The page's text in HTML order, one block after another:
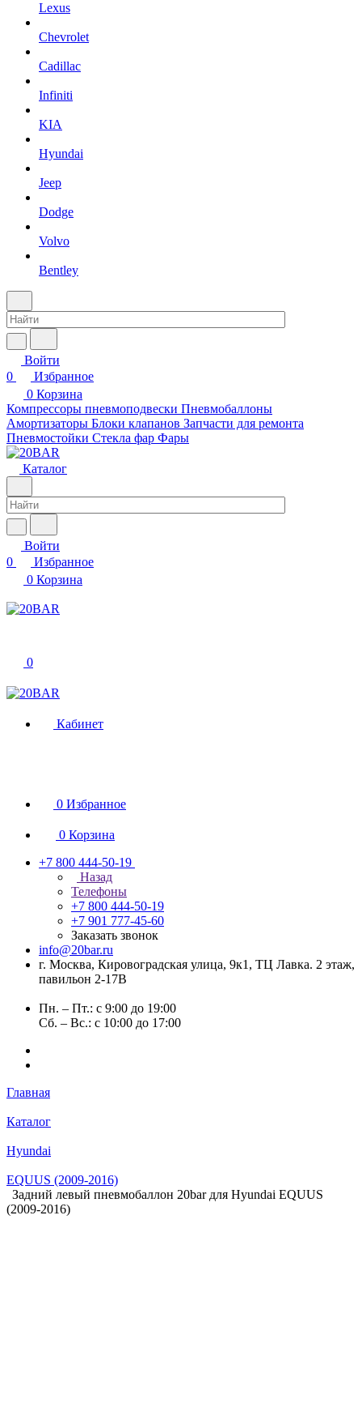
Lexus
Chevrolet
Cadillac
Infiniti
KIA
Hyundai
Jeep
Dodge
Volvo
Bentley
Войти
0
Избранное
0 Корзина
Компрессоры пневмоподвески Пневмобаллоны
Амортизаторы Блоки клапанов Запчасти для ремонта
Пневмостойки Стекла фар Фары
Каталог
Войти
0
Избранное
0 Корзина
0
Кабинет
0 Избранное
0 Корзина
+7 800 444-50-19
Назад
Телефоны
+7 800 444-50-19
+7 901 777-45-60
Заказать звонок
info@20bar.ru
г. Москва, Кировоградская улица, 9к1, ТЦ Лавка. 2 этаж,
павильон 2-17В
Пн. – Пт.: с 9:00 до 19:00
Сб. – Вс.: с 10:00 до 17:00
Главная
Каталог
Hyundai
EQUUS (2009-2016)
Задний левый пневмобаллон 20bar для Hyundai EQUUS
(2009-2016)